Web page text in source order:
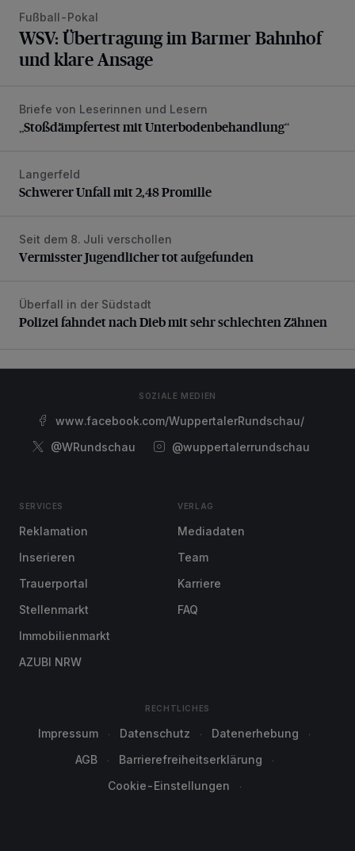
Fußball-Pokal
WSV: Übertragung im Barmer Bahnhof
und klare Ansage
„Stoßdämpfertest mit Unterbodenbehandlung“
Briefe von Leserinnen und Lesern
„Stoßdämpfertest mit Unterbodenbehandlung“
Schwerer Unfall mit 2,48 Promille
Langerfeld
Schwerer Unfall mit 2,48 Promille
Vermisster Jugendlicher tot aufgefunden
Seit dem 8. Juli verschollen
Vermisster Jugendlicher tot aufgefunden
Polizei fahndet nach Dieb mit sehr schlechten Zähnen
Überfall in der Südstadt
Polizei fahndet nach Dieb mit sehr schlechten Zähnen
SOZIALE MEDIEN
www.facebook.com/WuppertalerRundschau/
@WRundschau
@wuppertalerrundschau
SERVICES
Reklamation
Inserieren
Trauerportal
Stellenmarkt
Immobilienmarkt
AZUBI NRW
VERLAG
Mediadaten
Team
Karriere
FAQ
RECHTLICHES
Impressum Datenschutz
Datenerhebung
AGB
Barrierefreiheitserklärung
Cookie-Einstellungen